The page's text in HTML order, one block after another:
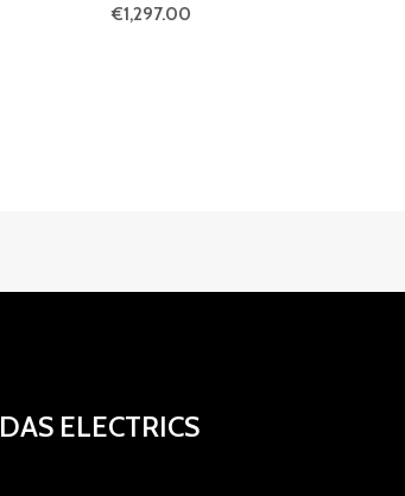
€1,297.00
DAS ELECTRICS